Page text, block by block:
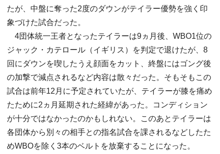
たが、中盤に奪った2度のダウンがテイラー優勢を強く印
象づけた試合だった。
4団体統一王者となったテイラーは9ヵ月後、WBO1位の
ジャック・カテロール（イギリス）を判定で退けたが、8
回にダウンを喫したうえ顔面をカット、終盤にはゴング後
の加撃で減点されるなど内容は散々だった。そもそもこの
試合は前年12月に予定されていたが、テイラーが膝を痛め
たために2ヵ月延期された経緯があった。コンディション
が十分ではなかったのかもしれない。このあとテイラーは
各団体から別々の相手との指名試合を課されるなどしたた
めWBOを除く3本のベルトを放棄することになった。